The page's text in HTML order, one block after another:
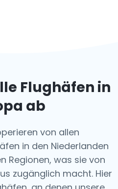
Flughäfen in
ab
von allen
in den Niederlanden
Regionen, was sie von
zugänglich macht. Hier